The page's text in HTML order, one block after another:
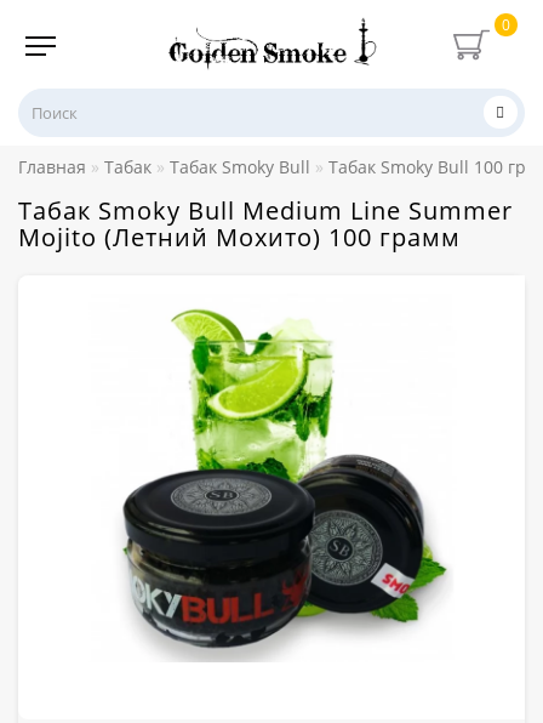
0
Главная Табак Табак Smoky Bull Табак Smoky Bull 100
Табак Smoky Bull Medium Line Summer
Mojito (Летний Мохито) 100 грамм